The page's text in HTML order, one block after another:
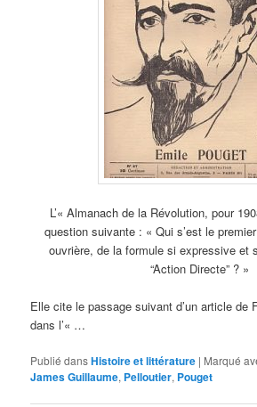
L’« Almanach de la Révolution, pour
question suivante : « Qui s’est le
ouvrière, de la formule si expressive et
“Action Directe” ? »
Elle cite le passage suivant d’un article de
dans l’« …
Publié dansHistoire et littérature | Marqué
James Guillaume, Pelloutier, Pouget